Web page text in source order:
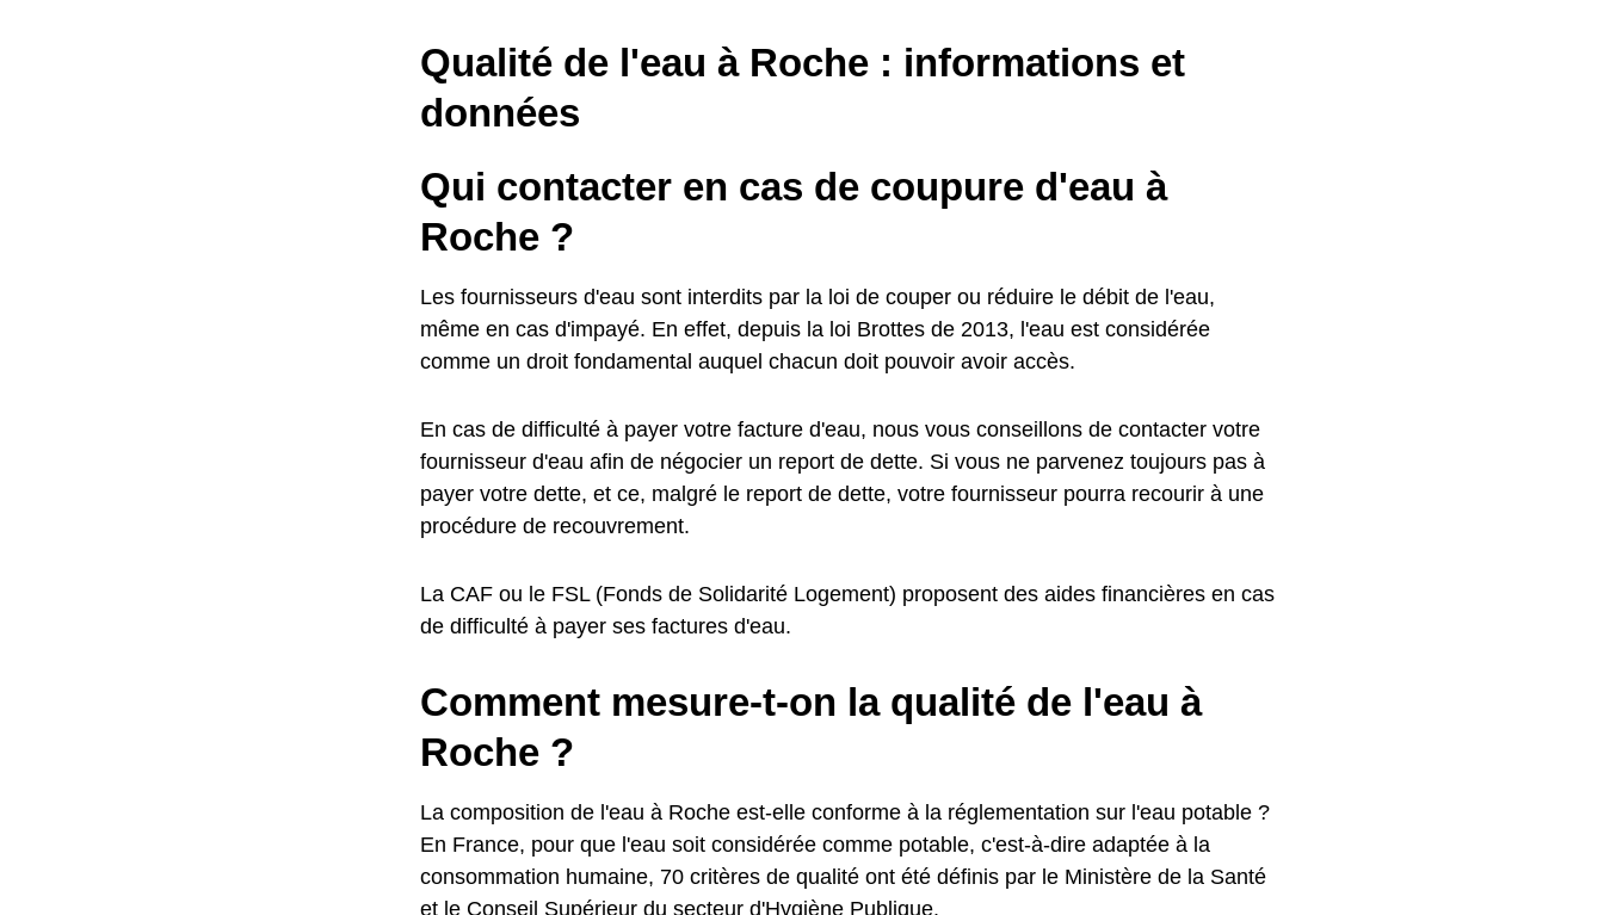
Qualité de l'eau à Roche : informations et
données
Qui contacter en cas de coupure d'eau à
Roche ?
Les fournisseurs d'eau sont interdits par la loi de couper ou réduire le débit de l'eau,
même en cas d'impayé. En effet, depuis la loi Brottes de 2013, l'eau est considérée
comme un droit fondamental auquel chacun doit pouvoir avoir accès.
En cas de difficulté à payer votre facture d'eau, nous vous conseillons de contacter votre
fournisseur d'eau afin de négocier un report de dette. Si vous ne parvenez toujours pas à
payer votre dette, et ce, malgré le report de dette, votre fournisseur pourra recourir à une
procédure de recouvrement.
La CAF ou le FSL (Fonds de Solidarité Logement) proposent des aides financières en cas
de difficulté à payer ses factures d'eau.
Comment mesure-t-on la qualité de l'eau à
Roche ?
La composition de l'eau à Roche est-elle conforme à la réglementation sur l'eau potable ?
En France, pour que l'eau soit considérée comme potable, c'est-à-dire adaptée à la
consommation humaine, 70 critères de qualité ont été définis par le Ministère de la Santé
et le Conseil Supérieur du secteur d'Hygiène Publique.